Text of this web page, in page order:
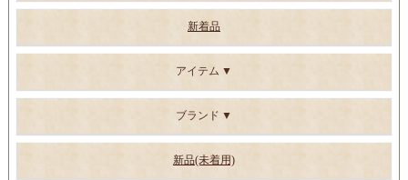
新着品
アイテム
ブランド
新品(未着用)